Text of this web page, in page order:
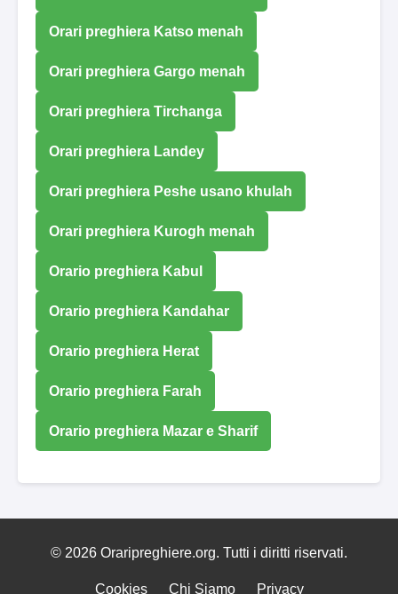
Orari preghiera Katso menah
Orari preghiera Gargo menah
Orari preghiera Tirchanga
Orari preghiera Landey
Orari preghiera Peshe usano khulah
Orari preghiera Kurogh menah
Orario preghiera Kabul
Orario preghiera Kandahar
Orario preghiera Herat
Orario preghiera Farah
Orario preghiera Mazar e Sharif
© 2026 Oraripreghiere.org. Tutti i diritti riservati.
Cookies Chi Siamo Privacy